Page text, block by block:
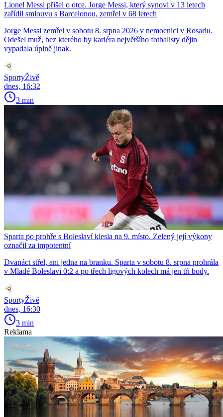
Lionel Messi přišel o otce. Jorge Messi, který synovi v 13 letech
zařídil smlouvu s Barcelonou, zemřel v 68 letech
Jorge Messi zemřel v sobotu 8. srpna 2026 v nemocnici v Rosariu.
Odešel muž, bez kterého by kariéra největšího fotbalisty dějin
vypadala úplně jinak.
SportyŽivě
dnes, 16:32
3 min
Sparta po prohře s Boleslaví klesla na 9. místo. Zelený její výkony
označil za impotentní
Dvanáct střel, ani jedna na branku. Sparta v sobotu 8. srpna prohrála
v Mladé Boleslavi 0:2 a po třech ligových kolech má jen tři body.
SportyŽivě
dnes, 16:30
3 min
Reklama